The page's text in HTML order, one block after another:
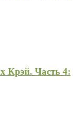
Крэй. Часть 4: